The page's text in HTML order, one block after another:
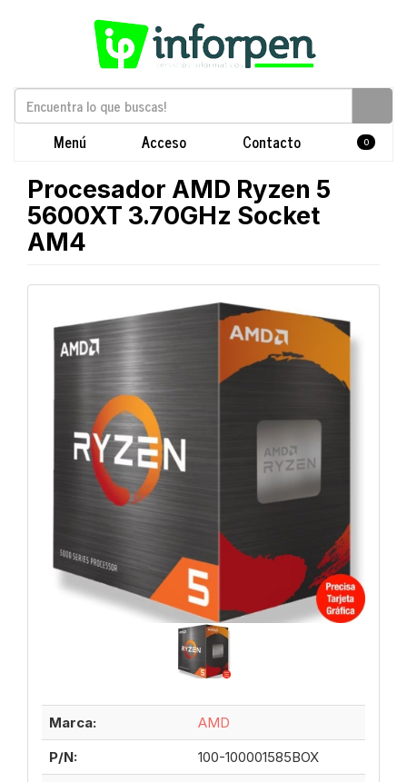
Menú Acceso Contacto 0
Procesador AMD Ryzen 5
5600XT 3.70GHz Socket
AM4
Marca:
AMD
P/N:
100-100001585BOX